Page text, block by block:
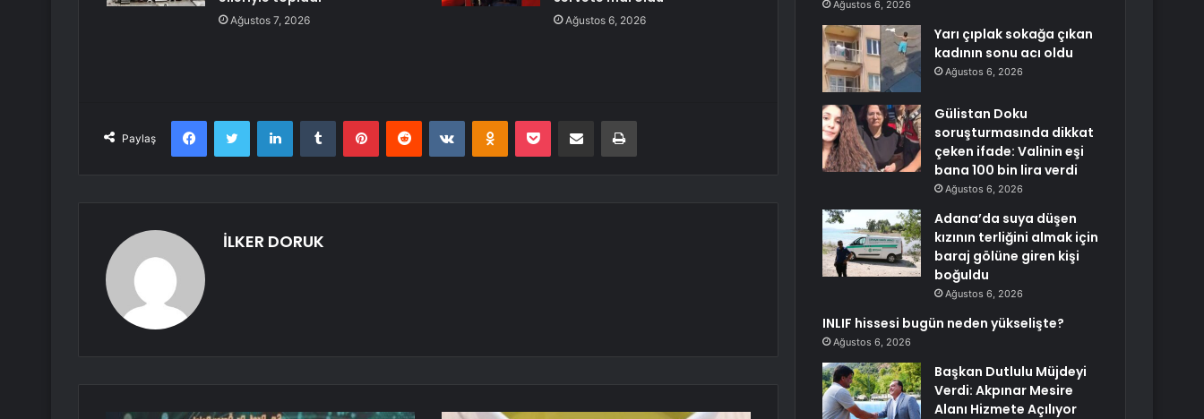
Ağustos 7, 2026 Ağustos 6, 2026
Paylaş
FacebookTwitter LinkedInTumblr PinterestReddit VKontakteOdnoklassniki
Pocket E-Posta ile paylaş Yazdır
İLKER DORUK
Ağustos 6, 2026
Yarı çıplak sokağa çıkan
kadının sonu acı oldu
Ağustos 6, 2026
Gülistan Doku
soruşturmasında dikkat
çeken ifade: Valinin eşi
bana 100 bin lira verdi
Ağustos 6, 2026
Adana’da suya düşen
kızının terliğini almak için
baraj gölüne giren kişi
boğuldu
Ağustos 6, 2026
INLIF hissesi bugün neden yükselişte?
Ağustos 6, 2026
Başkan Dutlulu Müjdeyi
Verdi: Akpınar Mesire
Alanı Hizmete Açılıyor